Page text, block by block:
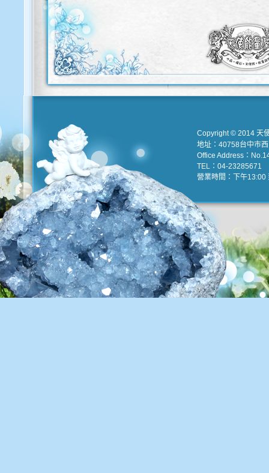
Copyright © 2014 天
地址：40758台中市
Office Address：
TEL：04-23285671
營業時間：下午13:00